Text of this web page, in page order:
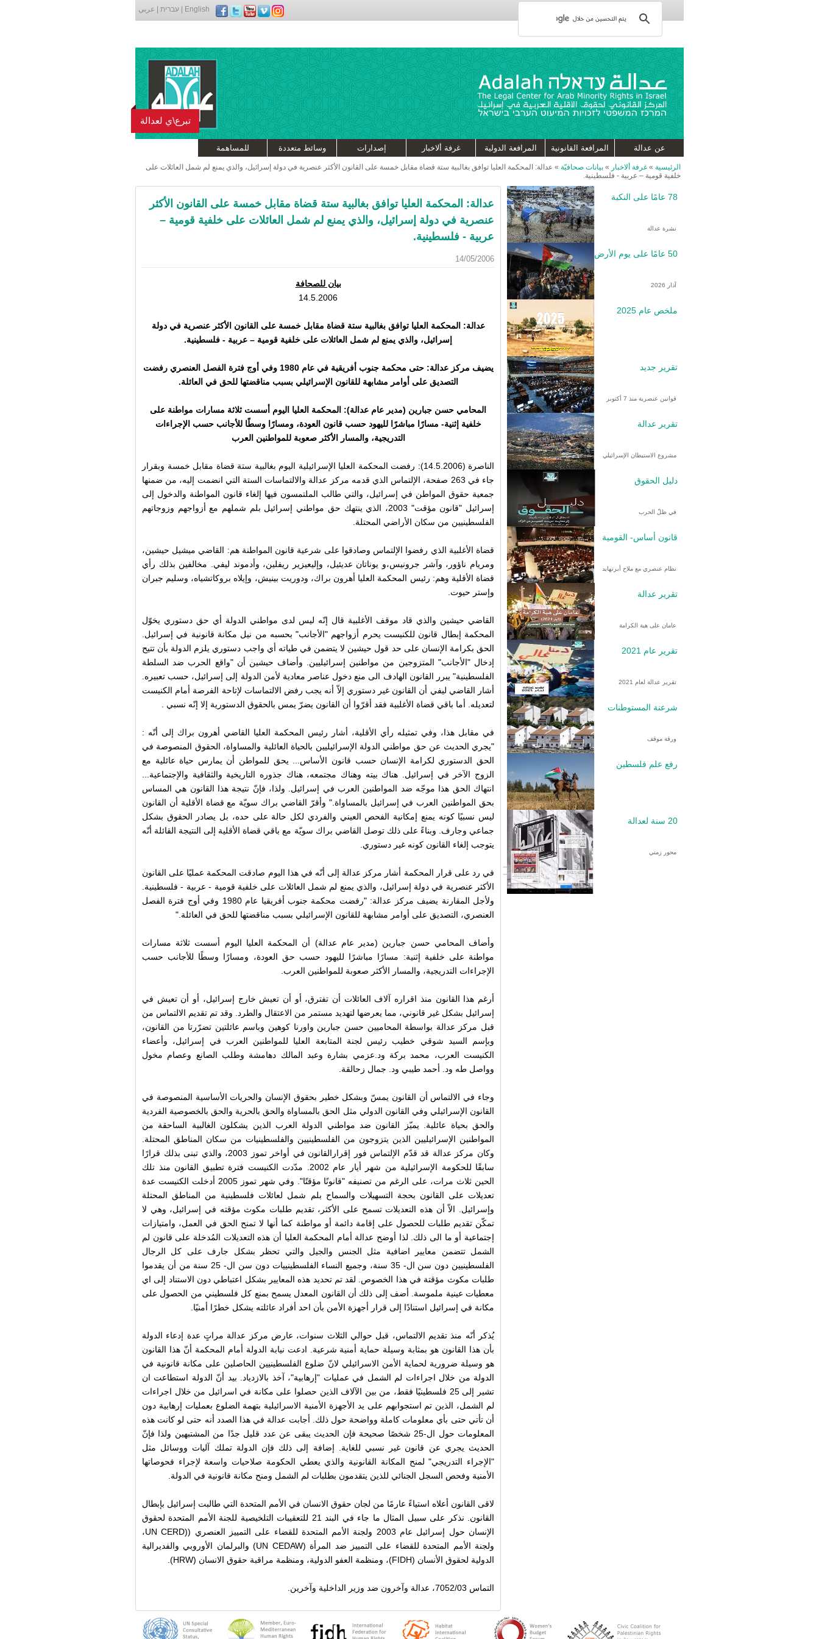
English עברית عربي
عن عدالة المرافعة القانونية المرافعة الدولية غرفة ألاخبار إصدارات وسائط متعددة للمساهمة
تبرع\ي لعدالة
الرئيسية » غرفة ألاخبار » بيانات صحافيّة » عدالة: المحكمة العليا توافق بغالبية ستة قضاة مقابل خمسة على القانون الأكثر عنصرية في دولة إسرائيل، والذي يمنع لم شمل العائلات على
خلفية قومية – عربية - فلسطينية.
78 عامًا على النكبة
نشرة عدالة
50 عامًا على يوم الأرض
آذار 2026
ملخص عام 2025
تقرير جديد
قوانين عنصرية منذ 7 أكتوبر
تقرير عدالة
مشروع الاستيطان الإسرائيلي
دليل الحقوق
في ظلّ الحرب
قانون أساس- القومية
نظام عنصري مع ملاح أبرتهايد
تقرير عدالة
عامان على هبة الكرامة
تقرير عام 2021
تقرير عدالة لعام 2021
شرعنة المستوطنات
ورقة موقف
رفع علم فلسطين
20 سنة لعدالة
محور زمني
عدالة: المحكمة العليا توافق بغالبية ستة قضاة مقابل خمسة على القانون الأكثر
عنصرية في دولة إسرائيل، والذي يمنع لم شمل العائلات على خلفية قومية –
عربية - فلسطينية.
14/05/2006
بيان للصحافة
14.5.2006
عدالة: المحكمة العليا توافق بغالبية ستة قضاة مقابل خمسة على القانون الأكثر عنصرية في دولة
إسرائيل، والذي يمنع لم شمل العائلات على خلفية قومية – عربية - فلسطينية.
يضيف مركز عدالة: حتى محكمة جنوب أفريقية في عام 1980 وفي أوج فترة الفصل العنصري رفضت
التصديق على أوامر مشابهة للقانون الإسرائيلي بسبب مناقضتها للحق في العائلة.
المحامي حسن جبارين (مدير عام عدالة): المحكمة العليا اليوم أسست ثلاثة مسارات مواطنة على
خلفية إثنية- مسارًا مباشرًا لليهود حسب قانون العودة، ومسارًا وسطًا للأجانب حسب الإجراءات
التدريجية، والمسار الأكثر صعوبة للمواطنين العرب
الناصرة (14.5.2006): رفضت المحكمة العليا الإسرائيلية اليوم بغالبية ستة قضاة مقابل خمسة وبقرار
جاء في 263 صفحة، الإلتماس الذي قدمه مركز عدالة والالتماسات الستة التي انضمت إليه، من ضمنها
جمعية حقوق المواطن في إسرائيل، والتي طالب الملتمسون فيها إلغاء قانون المواطنة والدخول إلى
إسرائيل "قانون مؤقت" 2003، الذي ينتهك حق مواطني إسرائيل بلم شملهم مع أزواجهم وزوجاتهم
الفلسطينيين من سكان الأراضي المحتلة.
قضاة الأغلبية الذي رفضوا الإلتماس وصادقوا على شرعية قانون المواطنة هم: القاضي ميشيل حيشين،
ومريام ناؤور، وآشر جرونيس،و يوناتان عديئيل، وإليعيزير ريفلين، وأدموند ليفي. مخالفين بذلك رأي
قضاة الأقلية وهم: رئيس المحكمة العليا أهرون براك، ودوريت بينيش، وإيلاه بروكاتشياه، وسليم جبران
وإستر حيوت.
القاضي حيشين والذي قاد موقف الأغلبية قال إنّه ليس لدى مواطني الدولة أي حق دستوري يخوّل
المحكمة إبطال قانون للكنيست يحرم أزواجهم "الأجانب" بحسبه من نيل مكانة قانونية في إسرائيل.
الحق بكرامة الإنسان على حد قول حيشين لا يتضمن في طياته أي واجب دستوري يلزم الدولة بأن تتيح
إدخال "الأجانب" المتزوجين من مواطنين إسرائيليين. وأضاف حيشين أن "واقع الحرب ضد السلطة
الفلسطينية" يبرر القانون الهادف الى منع دخول عناصر معادية لأمن الدولة إلى إسرائيل، حسب تعبيره.
أشار القاضي ليفي أن القانون غير دستوري إلاّ أنه يجب رفض الالتماسات لإتاحة الفرصة أمام الكنيست
لتعديله. أما باقي قضاة الأغلبية فقد أقرّوا أن القانون يضرّ يمس بالحقوق الدستورية إلا إنّه نسبي .
في مقابل هذا، وفي تمثيله رأي الأقلية، أشار رئيس المحكمة العليا القاضي أهرون براك إلى أنّه :
"يجري الحديث عن حق مواطني الدولة الإسرائيليين بالحياة العائلية والمساواة، الحقوق المنصوصة في
الحق الدستوري لكرامة الإنسان حسب قانون الأساس... يحق للمواطن أن يمارس حياة عائلية مع
الزوج الآخر في إسرائيل. هناك بيته وهناك مجتمعه، هناك جذوره التاريخية والثقافية والإجتماعية...
انتهاك الحق هذا موجّه ضد المواطنين العرب في إسرائيل. ولذا، فإنّ نتيجة هذا القانون هي المساس
بحق المواطنين العرب في إسرائيل بالمساواة." وأقرّ القاضي براك سويّة مع قضاة الأقلية أن القانون
ليس نسبيًا كونه يمنع إمكانية الفحص العيني والفردي لكل حالة على حده، بل يصادر الحقوق بشكل
جماعي وجارف. وبناءً على ذلك توصل القاضي براك سويّة مع باقي قضاة الأقلية إلى النتيجة القائلة أنّه
يتوجب إلغاء القانون كونه غير دستوري.
في رد على قرار المحكمة أشار مركز عدالة إلى أنّه في هذا اليوم صادقت المحكمة عمليًا على القانون
الأكثر عنصرية في دولة إسرائيل، والذي يمنع لم شمل العائلات على خلفية قومية - عربية - فلسطينية.
ولأجل المقارنة يضيف مركز عدالة: "رفضت محكمة جنوب أفريقيا عام 1980 وفي أوج فترة الفصل
العنصري، التصديق على أوامر مشابهة للقانون الإسرائيلي بسبب مناقضتها للحق في العائلة."
وأضاف المحامي حسن جبارين (مدير عام عدالة) أن المحكمة العليا اليوم أسست ثلاثة مسارات
مواطنة على خلفية إثنية: مسارًا مباشرًا لليهود حسب حق العودة، ومسارًا وسطًا للأجانب حسب
الإجراءات التدريجية، والمسار الأكثر صعوبة للمواطنين العرب.
أرغم هذا القانون منذ اقراره آلاف العائلات أن تفترق، أو أن تعيش خارج إسرائيل، أو أن تعيش في
إسرائيل بشكل غير قانوني، مما يعرضها لتهديد مستمر من الاعتقال والطرد. وقد تم تقديم الالتماس من
قبل مركز عدالة بواسطة المحاميين حسن جبارين واورنا كوهين وباسم عائلتين تضرّرتا من القانون،
وبإسم السيد شوقي خطيب رئيس لجنة المتابعة العليا للمواطنين العرب في إسرائيل، وأعضاء
الكنيست العرب، محمد بركة ود.عزمي بشارة وعبد المالك دهامشة وطلب الصانع وعصام مخول
وواصل طه ود. أحمد طيبي ود. جمال زحالقة.
وجاء في الالتماس أن القانون يمسّ وبشكل خطير بحقوق الإنسان والحريات الأساسية المنصوصة في
القانون الإسرائيلي وفي القانون الدولي مثل الحق بالمساواة والحق بالحرية والحق بالخصوصية الفردية
والحق بحياة عائلية. يميّز القانون ضد مواطني الدولة العرب الذين يشكلون الغالبية الساحقة من
المواطنين الإسرائيليين الذين يتزوجون من الفلسطينيين والفلسطينيات من سكان المناطق المحتلة.
وكان مركز عدالة قد قدّم الإلتماس فور إقرارالقانون في أواخر تموز 2003، والذي تبنى بذلك قرارًا
سابقًا للحكومة الإسرائيلية من شهر أيار عام 2002. مدّدت الكنيست فترة تطبيق القانون منذ تلك
الحين ثلاث مرات، على الرغم من تصنيفه "قانونًا مؤقتًا". وفي شهر تموز 2005 أدخلت الكنيست عدة
تعديلات على القانون بحجة التسهيلات والسماح بلم شمل لعائلات فلسطينية من المناطق المحتلة
وإسرائيل. الاّ أن هذه التعديلات تسمح على الأكثر، تقديم طلبات مكوث مؤقته في إسرائيل، وهي لا
تمكّن تقديم طلبات للحصول على إقامة دائمة أو مواطنة كما أنها لا تمنح الحق في العمل، وامتيازات
إجتماعية أو ما الى ذلك. لذا أوضح عدالة أمام المحكمة العليا أن هذه التعديلات المُدخلة على قانون لم
الشمل تتضمن معايير اضافية مثل الجنس والجيل والتي تحظر بشكل جارف على كل الرجال
الفلسطينيين دون سن ال- 35 سنة، وجميع النساء الفلسطينييات دون سن ال- 25 سنة من أن يقدموا
طلبات مكوث مؤقتة في هذا الخصوص. لقد تم تحديد هذه المعايير بشكل اعتباطي دون الاستناد إلى اي
معطيات عينية ملموسة. أضف إلى ذلك أن القانون المعدل يسمح بمنع كل فلسطيني من الحصول على
مكانة في إسرائيل استنادًا إلى قرار أجهزة الأمن بأن احد أفراد عائلته يشكل خطرًا أمنيًا.
يُذكر أنّه منذ تقديم الالتماس، قبل حوالي الثلاث سنوات، عارض مركز عدالة مراتٍ عدة إدعاء الدولة
بأن هذا القانون هو بمثابة وسيلة حماية أمنية شرعية. ادعت نيابة الدولة أمام المحكمة أنّ هذا القانون
هو وسيلة ضرورية لحماية الأمن الاسرائيلي لانّ ضلوع الفلسطينيين الحاصلين على مكانة قانونية في
الدولة من خلال اجراءات لم الشمل في عمليات "إرهابية"، آخذ بالازدياد. بيد أنّ الدولة استطاعت ان
تشير إلى 25 فلسطينيًا فقط، من بين الآلاف الذين حصلوا على مكانة في اسرائيل من خلال اجراءات
لم الشمل، الذين تم استجوابهم على يد الأجهزة الأمنية الاسرائيلية بتهمة الضلوع بعمليات إرهابية دون
أن تأتي حتى بأي معلومات كاملة وواضحة حول ذلك. أجابت عدالة في هذا الصدد أنه حتى لو كانت هذه
المعلومات حول ال-25 شخصًا صحيحة فإن الحديث يبقى عن عدد قليل جدًا من المشتبهين ولذا فإنّ
الحديث يجري عن قانون غير نسبي للغاية. إضافة إلى ذلك فإن الدولة تملك آليات ووسائل مثل
"الإجراء التدريجي" لمنح المكانة القانونية والذي يعطي الحكومة صلاحيات واسعة لإجراء فحوصاتها
الأمنية وفحص السجل الجنائي للذين يتقدمون بطلبات لم الشمل ومنح مكانة قانونية في الدولة.
لاقى القانون أعلاه استياءً عارمًا من لجان حقوق الانسان في الأمم المتحدة التي طالبت إسرائيل بإبطال
القانون. نذكر على سبيل المثال ما جاء في البند 21 للتعقيبات التلخيصية للجنة الأمم المتحدة لحقوق
الإنسان حول إسرائيل عام 2003 ولجنة الأمم المتحدة للقضاء على التمييز العنصري ((UN CERD،
ولجنة الأمم المتحدة للقضاء على التمييز ضد المرأة (UN CEDAW) والبرلمان الأوروبي والفديرالية
الدولية لحقوق الأنسان (FIDH)، ومنظمة العفو الدولية، ومنظمة مراقبة حقوق الانسان (HRW).
التماس 7052/03، عدالة وآخرون ضد وزير الداخلية وآخرين.